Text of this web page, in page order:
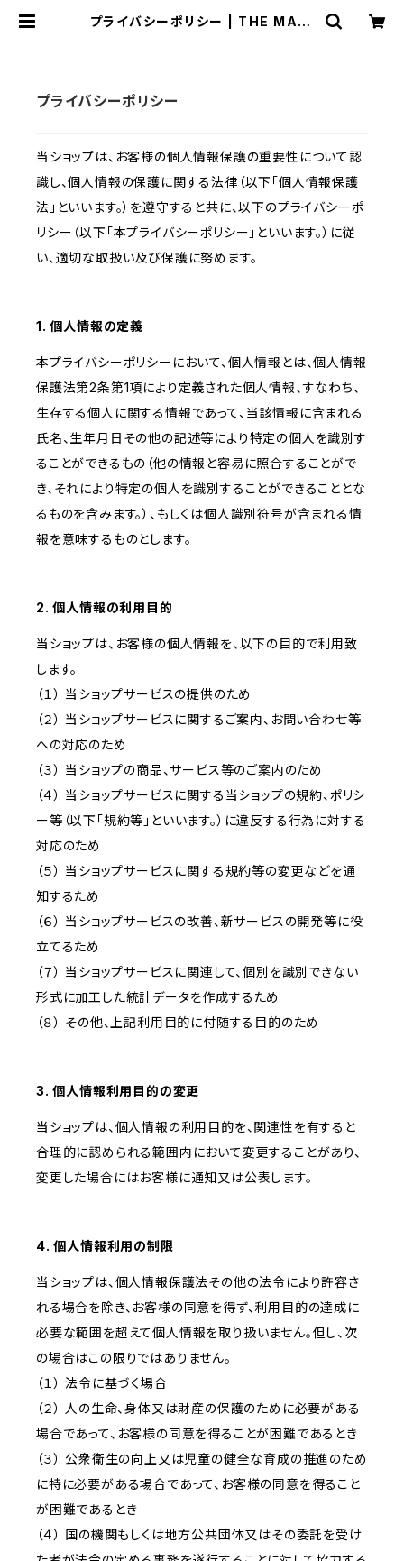
プライバシーポリシー | THE MANI
プライバシーポリシー
当ショップは、お客様の個人情報保護の重要性について認
識し、個人情報の保護に関する法律（以下「個人情報保護
法」といいます。）を遵守すると共に、以下のプライバシーポ
リシー（以下「本プライバシーポリシー」といいます。）に従
い、適切な取扱い及び保護に努めます。
1. 個人情報の定義
本プライバシーポリシーにおいて、個人情報とは、個人情報
保護法第2条第1項により定義された個人情報、すなわち、
生存する個人に関する情報であって、当該情報に含まれる
氏名、生年月日その他の記述等により特定の個人を識別す
ることができるもの（他の情報と容易に照合することがで
き、それにより特定の個人を識別することができることとな
るものを含みます。）、もしくは個人識別符号が含まれる情
報を意味するものとします。
2. 個人情報の利用目的
当ショップは、お客様の個人情報を、以下の目的で利用致
します。
（１） 当ショップサービスの提供のため
（２） 当ショップサービスに関するご案内、お問い合わせ等
への対応のため
（３） 当ショップの商品、サービス等のご案内のため
（４） 当ショップサービスに関する当ショップの規約、ポリシ
ー等（以下「規約等」といいます。）に違反する行為に対する
対応のため
（５） 当ショップサービスに関する規約等の変更などを通
知するため
（６） 当ショップサービスの改善、新サービスの開発等に役
立てるため
（７） 当ショップサービスに関連して、個別を識別できない
形式に加工した統計データを作成するため
（８） その他、上記利用目的に付随する目的のため
3. 個人情報利用目的の変更
当ショップは、個人情報の利用目的を、関連性を有すると
合理的に認められる範囲内において変更することがあり、
変更した場合にはお客様に通知又は公表します。
4. 個人情報利用の制限
当ショップは、個人情報保護法その他の法令により許容さ
れる場合を除き、お客様の同意を得ず、利用目的の達成に
必要な範囲を超えて個人情報を取り扱いません。但し、次
の場合はこの限りではありません。
（１） 法令に基づく場合
（２） 人の生命、身体又は財産の保護のために必要がある
場合であって、お客様の同意を得ることが困難であるとき
（３） 公衆衛生の向上又は児童の健全な育成の推進のため
に特に必要がある場合であって、お客様の同意を得ること
が困難であるとき
（４） 国の機関もしくは地方公共団体又はその委託を受け